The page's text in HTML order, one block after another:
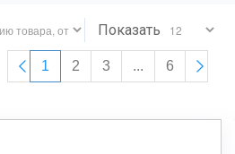
Показать
1 2 3 ... 6